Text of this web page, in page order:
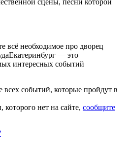
сцены, песни которой
всё необходимое про дворец
— это
интересных событий
всех событий, которые пройдут в
нет на сайте, сообщите